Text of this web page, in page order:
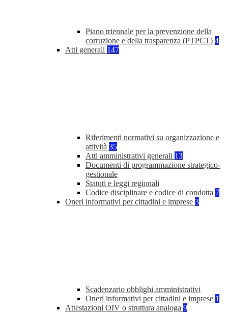
Piano triennale per la prevenzione della
corruzione e della trasparenza (PTPCT) 4
Atti generali 147
Riferimenti normativi su organizzazione e
attività 35
Atti amministrativi generali 13
Documenti di programmazione strategico-
gestionale
Statuti e leggi regionali
Codice disciplinare e codice di condotta 7
Oneri informativi per cittadini e imprese 3
Scadenzario obblighi amministrativi
Oneri informativi per cittadini e imprese 1
Attestazioni OIV o struttura analoga 9